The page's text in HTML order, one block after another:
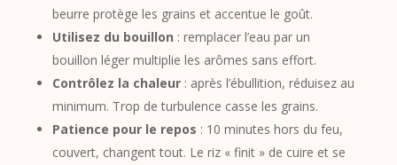
beurre protège les grains et accentue le goût.
Utilisez du bouillon : remplacer l’eau par un
bouillon léger multiplie les arômes sans effort.
Contrôlez la chaleur: après l’ébullition, réduisez au
minimum. Trop de turbulence casse les grains.
Patience pour le repos : 10 minutes hors du feu,
couvert, changent tout. Le riz « finit » de cuire et se